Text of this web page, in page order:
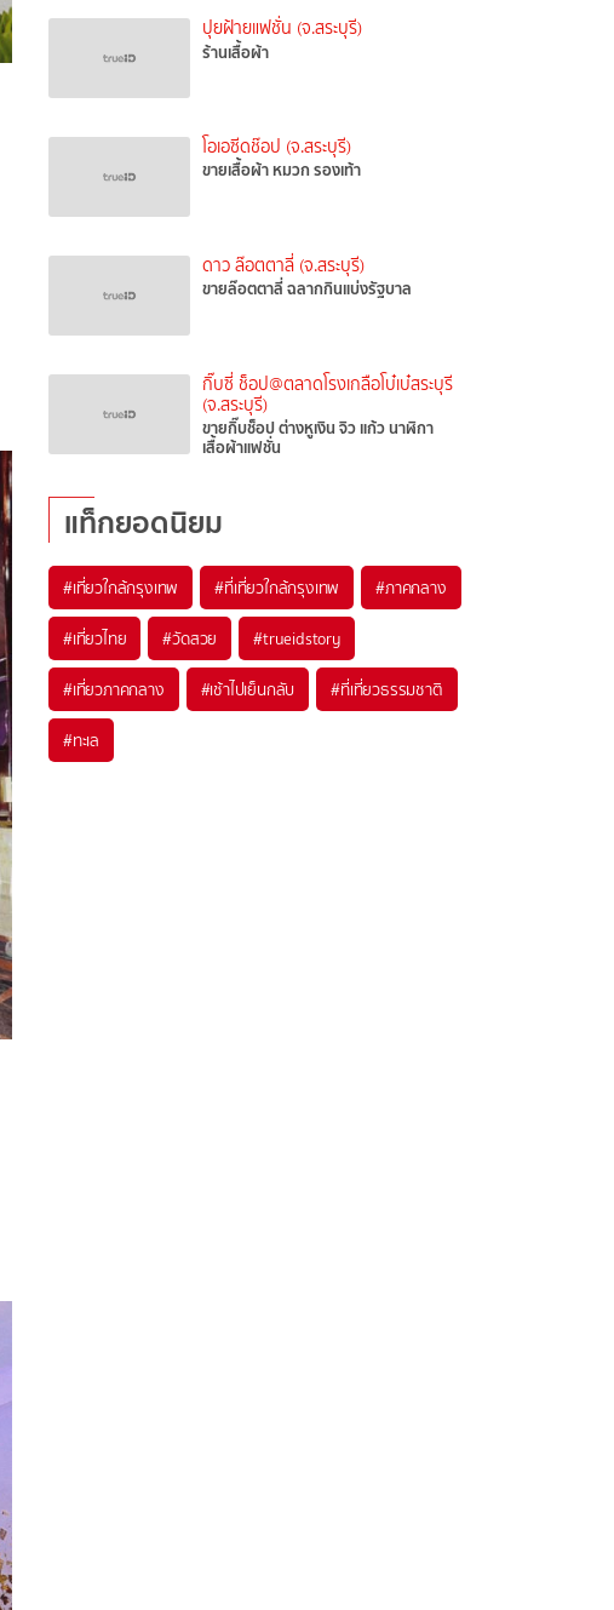
ปุยฝ้ายแฟชั่น (จ.สระบุรี)
ร้านเสื้อผ้า
โอเอซีดช๊อป (จ.สระบุรี)
ขายเสื้อผ้า หมวก รองเท้า
ดาว ล๊อตตาลี่ (จ.สระบุรี)
ขายล๊อตตาลี่ ฉลากกินแบ่งรัฐบาล
กิ๊บซี่ ช็อป@ตลาดโรงเกลือโบ๋เบ๋สระบุรี
(จ.สระบุรี)
ขายกิ๊บช็อป ต่างหูเงิน จิว แก้ว นาฬิกา
เสื้อผ้าแฟชั่น
แท็กยอดนิยม
#เที่ยวใกล้กรุงเทพ #ที่เที่ยวใกล้กรุงเทพ #ภาคกลาง
#เที่ยวไทย #วัดสวย #trueidstory
#เที่ยวภาคกลาง #เช้าไปเย็นกลับ #ที่เที่ยวธรรมชาติ
#ทะเล